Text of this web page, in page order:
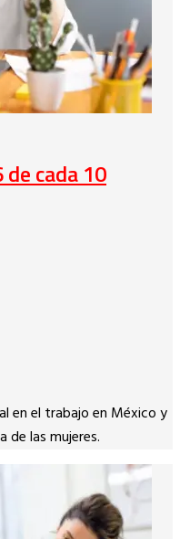
cada 10
en el trabajo en México y
las mujeres.